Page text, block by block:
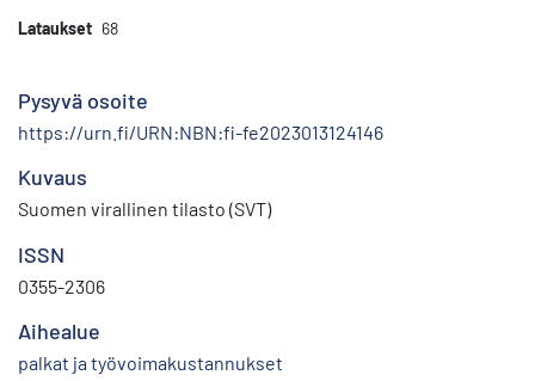
Lataukset 68
Pysyvä osoite
https://urn.fi/URN:NBN:fi-fe2023013124146
Kuvaus
Suomen virallinen tilasto (SVT)
ISSN
0355-2306
Aihealue
palkat ja työvoimakustannukset